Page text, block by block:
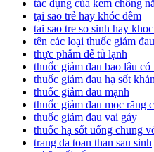
tác dụng của kem chống
tại sao trẻ hay khóc đêm
tai sao tre so sinh hay
tên các loại thuốc giảm
thực phẩm để tủ lạnh
thuốc giảm đau bao lâu có
thuốc giảm đau hạ sốt
thuốc giảm đau mạnh
thuốc giảm đau mọc răng
thuốc giảm đau vai gáy
thuốc hạ sốt uống chung
trang da toan than sau sinh